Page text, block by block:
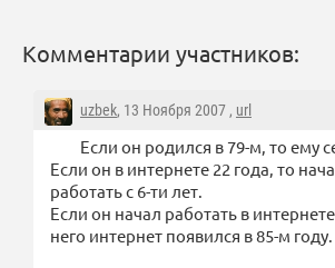
Комментарии участников:
uzbek, 13 Ноября 2007 , url
Если он родился в 79-м, то ему
Если он в интернете 22 года, то
работать с 6-ти лет.
Если он начал работать в
него интернет появился в 85-м году.